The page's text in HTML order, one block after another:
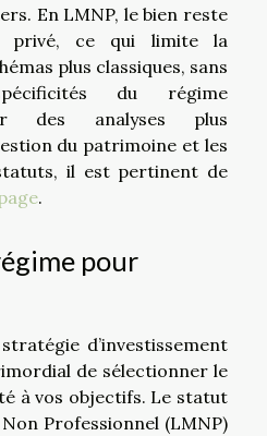
En LMNP, le bien reste
privé, ce qui limite la
plus classiques, sans
du régime
des analyses plus
du patrimoine et les
il est pertinent de
.
pour
d’investissement
de sélectionner le
à vos objectifs. Le statut
Professionnel (LMNP)